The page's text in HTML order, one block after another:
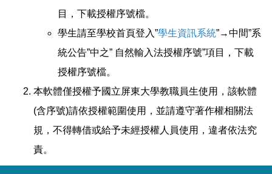
目，下載授權序號檔。
學生請至學校首頁登入”學生資訊系統”→中間”系
統公告”中之” 自然輸入法授權序號”項目，下載
授權序號檔。
本軟體僅授權予國立屏東大學教職員生使用，該軟體
(含序號)請依授權範圍使用，並請遵守著作權相關法
規，不得轉借或給予未經授權人員使用，違者依法究
責。